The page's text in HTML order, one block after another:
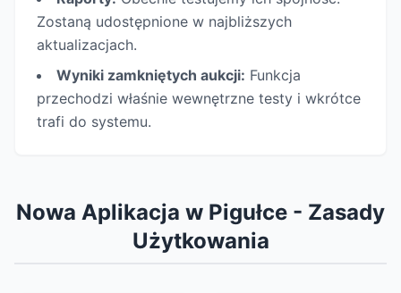
Zostaną udostępnione w najbliższych
aktualizacjach.
Wyniki zamkniętych aukcji: Funkcja
przechodzi właśnie wewnętrzne testy i wkrótce
trafi do systemu.
Nowa Aplikacja w Pigułce - Zasady
Użytkowania